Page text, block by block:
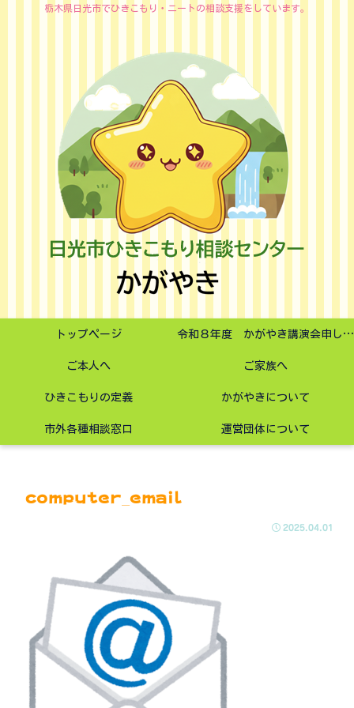
栃木県日光市でひきこもり・ニートの相談支援をしています。
トップページ 令和８年度 かがやき講演会申し込みフォーム
ご本人へ ご家族へ
ひきこもりの定義 かがやきについて
市外各種相談窓口 運営団体について
computer_email
2025.04.01